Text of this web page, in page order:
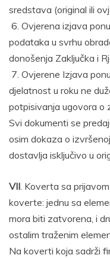
sredstava (original ili
6. Ovjerena izjava
podataka u svrhu
donošenja Zaključka i
7. Ovjerene Izjava
djelatnost u roku ne
potpisivanja ugovora o
Svi dokumenti se
osim dokaza o
dostavlja isključivo u
VII . Koverta sa
koverte: jednu sa
mora biti zatvorena, i
ostalim traženim
Na koverti koja sadrži